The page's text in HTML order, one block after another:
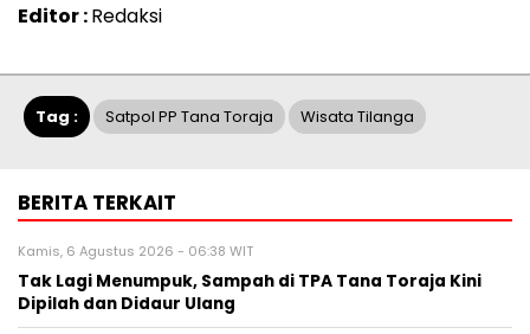
Editor :Redaksi
Tag : Satpol PP Tana Toraja Wisata Tilanga
BERITA TERKAIT
Kamis, 6 Agustus 2026 - 06:38 WIT
Tak Lagi Menumpuk, Sampah di TPA Tana Toraja Kini
Dipilah dan Didaur Ulang